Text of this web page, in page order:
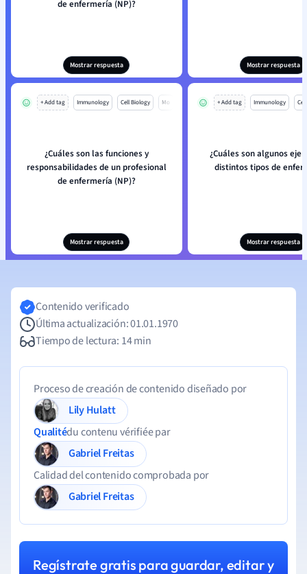
de enfermería (NP)?
Mostrar respuesta Mostrar respuesta
+ Add tag Immunology Cell Biology Mo
¿Cuáles son las funciones y
responsabilidades de un profesional
de enfermería (NP)?
Mostrar respuesta
+ Add tag Immunology
¿Cuáles son algunos
distintos tipos de
Mostrar respuesta
Contenido verificado
Última actualización: 01.01.1970
Tiempo de lectura: 14 min
Proceso de creación de contenido diseñado por
Lily Hulatt
Qualitédu contenu vérifiée par
Gabriel Freitas
Calidad del contenido comprobada por
Gabriel Freitas
Regístrate gratis para guardar, editar y